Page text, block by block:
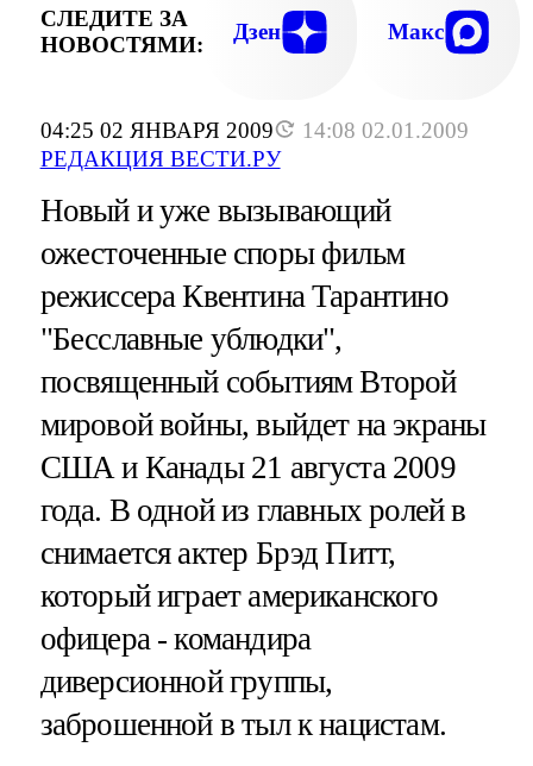
04:25 02 ЯНВАРЯ 2009
14:08 02.01.2009
РЕДАКЦИЯ ВЕСТИ.РУ
СЛЕДИТЕ ЗА
НОВОСТЯМИ:
Дзен Макс
Новый и уже вызывающий
ожесточенные споры фильм
режиссера Квентина Тарантино
"Бесславные ублюдки",
посвященный событиям Второй
мировой войны, выйдет на экраны
США и Канады 21 августа 2009
года. В одной из главных ролей в
снимается актер Брэд Питт,
который играет американского
офицера - командира
диверсионной группы,
заброшенной в тыл к нацистам.